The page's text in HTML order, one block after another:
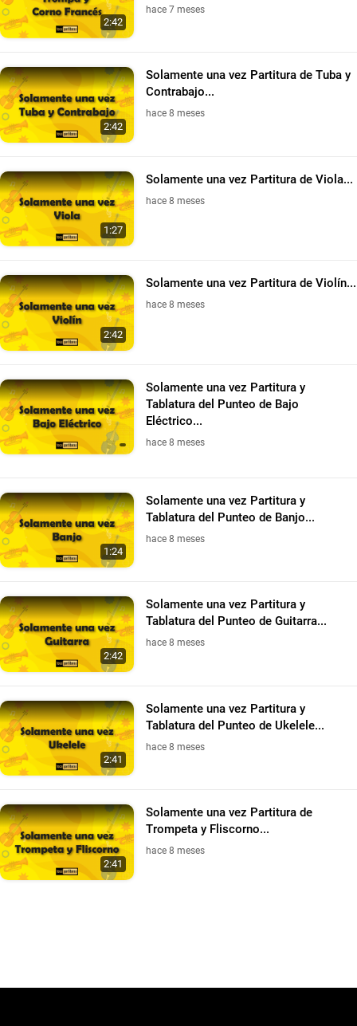
2:42
hace 7 meses
2:42
Solamente una vez Partitura de Tuba y
Contrabajo...
hace 8 meses
1:27
Solamente una vez Partitura de Viola...
hace 8 meses
2:42
Solamente una vez Partitura de Violín...
hace 8 meses
Solamente una vez Partitura y
Tablatura del Punteo de Bajo
Eléctrico...
hace 8 meses
1:24
Solamente una vez Partitura y
Tablatura del Punteo de Banjo...
hace 8 meses
2:42
Solamente una vez Partitura y
Tablatura del Punteo de Guitarra...
hace 8 meses
2:41
Solamente una vez Partitura y
Tablatura del Punteo de Ukelele...
hace 8 meses
2:41
Solamente una vez Partitura de
Trompeta y Fliscorno...
hace 8 meses